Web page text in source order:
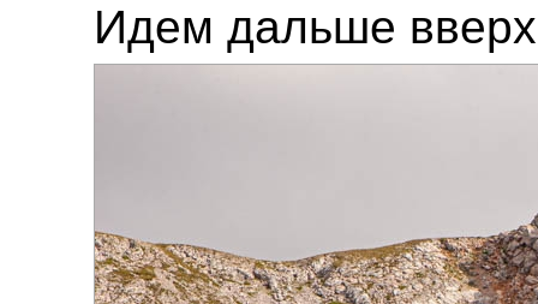
Идем дальше вверх